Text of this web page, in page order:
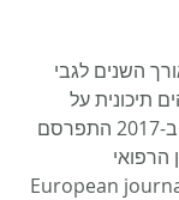
השנים לגבי
תיכונית על
מדדי הבריאות השונים. ב-2017 התפרסם